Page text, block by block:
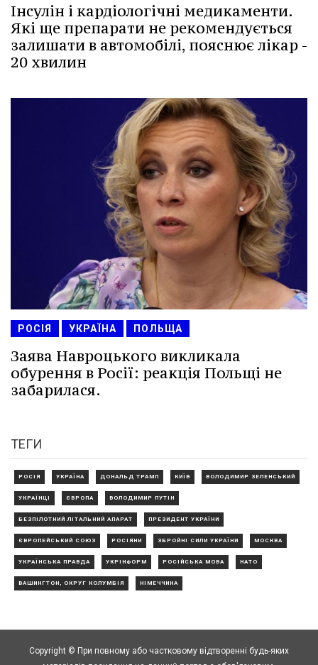
Інсулін і кардіологічні медикаменти.
Які ще препарати не рекомендується
залишати в автомобілі, пояснює лікар -
20 хвилин
РОСІЯ УКРАЇНА ПОЛЬЩА
Заява Навроцького викликала
обурення в Росії: реакція Польщі не
забарилася.
ТЕГИ
РОСІЯ УКРАЇНА ДОНАЛЬД ТРАМП КИЇВ ВОЛОДИМИР ЗЕЛЕНСЬКИЙ
УКРАЇНЦІ ЄВРОПА ВОЛОДИМИР ПУТІН
БЕЗПІЛОТНИЙ ЛІТАЛЬНИЙ АПАРАТ ПРЕЗИДЕНТ УКРАЇНИ
ЄВРОПЕЙСЬКИЙ СОЮЗ РОСІЯНИ ЗБРОЙНІ СИЛИ УКРАЇНИ МОСКВА
УКРАЇНСЬКА ПРАВДА УКРІНФОРМ РОСІЙСЬКА МОВА НАТО
ВАШИНГТОН, ОКРУГ КОЛУМБІЯ НІМЕЧЧИНА
Copyright © При повному або частковому відтворенні будь-яких